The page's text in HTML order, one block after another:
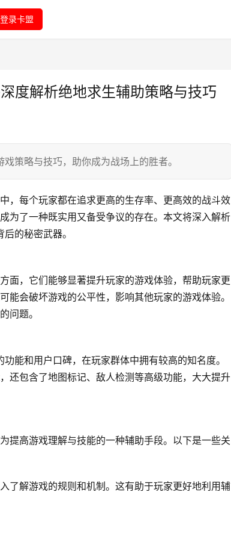
录卡盟
度解析绝地求生辅助策略与技巧
策略与技巧，助你成为战场上的胜者。
，每个玩家都在追求更高的生存率、更高效的战斗效
为了一种既实用又备受争议的存在。本文将深入解析
的秘密武器。
面，它们能够显著提升玩家的游戏体验，帮助玩家更
会破坏游戏的公平性，影响其他玩家的游戏体验。
问题。
能和用户口碑，在玩家群体中拥有较高的知名度。
还包含了地图标记、敌人检测等高级功能，大大提升
提高游戏理解与技能的一种辅助手段。以下是一些关
了解游戏的规则和机制。这有助于玩家更好地利用辅